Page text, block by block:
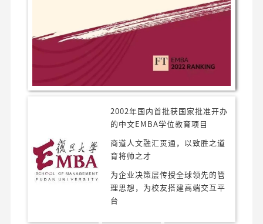
2002年国内首批获国家批准开办
的中文EMBA学位教育项目
商道人文融汇贯通，以致胜之道
育将帅之才
为企业决策层传授全球领先的管
理思想，为校友搭建高端交互平
台